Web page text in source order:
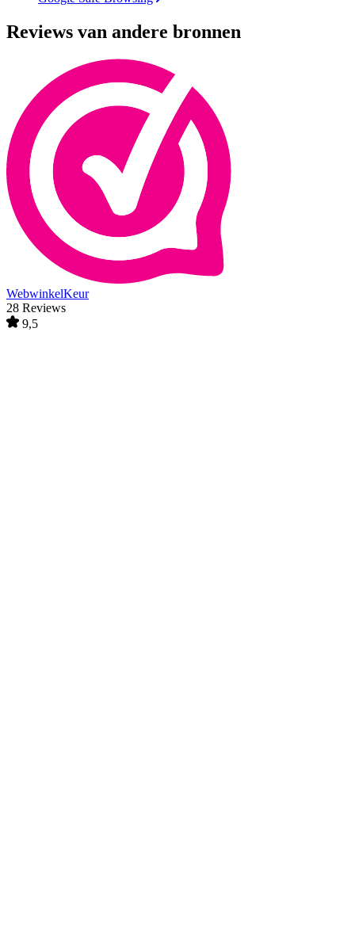
Reviews van andere bronnen
WebwinkelKeur
28 Reviews
9,5